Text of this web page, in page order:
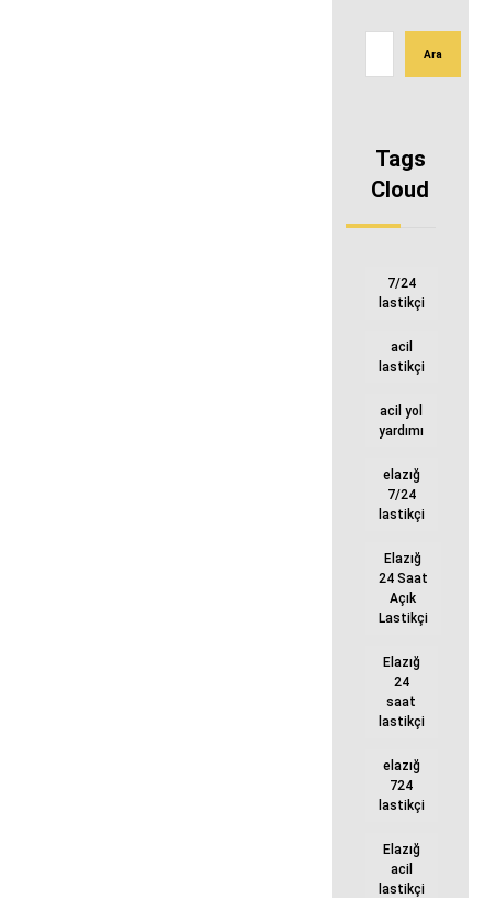
Tags
Cloud
7/24
lastikçi
acil
lastikçi
acil yol
yardımı
elazığ
7/24
lastikçi
Elazığ
24 Saat
Açık
Lastikçi
Elazığ
24
saat
lastikçi
elazığ
724
lastikçi
Elazığ
acil
lastikçi